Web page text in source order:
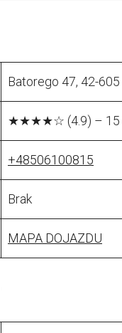
Batorego 47, 42-
★★★★☆ (4.9) – 15
+48506100815
Brak
MAPA DOJAZDU